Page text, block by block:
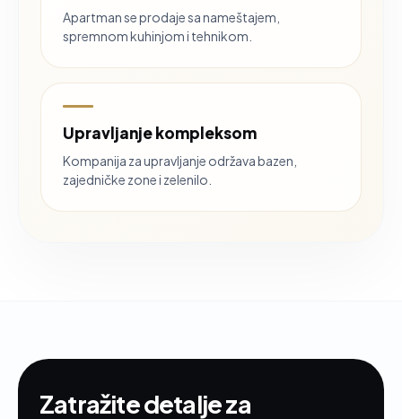
Apartman se prodaje sa nameštajem,
spremnom kuhinjom i tehnikom.
Upravljanje kompleksom
Kompanija za upravljanje održava bazen,
zajedničke zone i zelenilo.
Zatražite detalje za